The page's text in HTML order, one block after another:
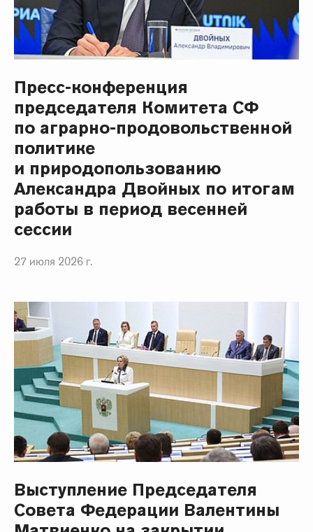
Пресс-конференция
председателя Комитета СФ
по аграрно-продовольственной
политике
и природопользованию
Александра Двойных по итогам
работы в период весенней
сессии
27 июля 2026 г.
Выступление Председателя
Совета Федерации Валентины